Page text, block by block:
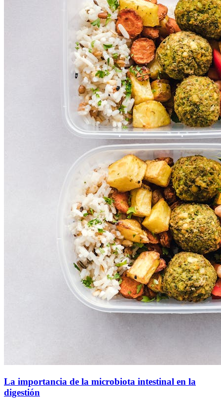
La importancia de la microbiota intestinal en la
digestión